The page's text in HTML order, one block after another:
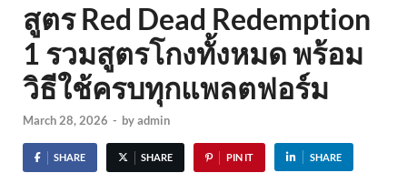
สูตร Red Dead Redemption
1 รวมสูตรโกงทั้งหมด พร้อม
วิธีใช้ครบทุกแพลตฟอร์ม
March 28, 2026 - byadmin
SHARE SHARE PIN IT SHARE